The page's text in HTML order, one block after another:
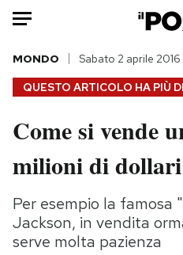
HOME
Italia
Politica
Tecnologia
Internet
Scienza
QUESTO ARTICOLO HA PIÙ DI
MONDO Sabato 2 aprile 2016
Come si vende
milioni di dollari
Per esempio la famosa
Jackson, in vendita
serve molta pazienza